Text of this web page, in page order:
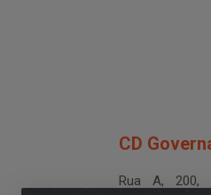
CD
Rua A, 200,